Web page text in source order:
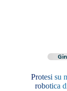
Protesi su
robotica